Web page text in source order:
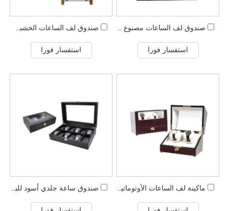
صندوق لف الساعات مصنوع من خشب البيانو الأسود النقي
استفسار فورا
صندوق لف الساعات الخشبي من الخيزران
استفسار فورا
ماكينة لف الساعات الأوتوماتيكية المزدوجة ذات شبكتين +0 مطلية بالورنيش البيانو من Japan Motor
صندوق ساعة جلدي أسود للبيع بالجملة